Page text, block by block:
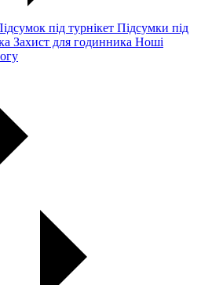
під турнікет Підсумки під
Захист для годинника Ноші